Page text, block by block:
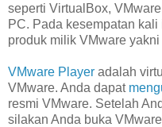
seperti VirtualBox,
PC. Pada kesempatan
produk milik VMware
VMware Player adalah
VMware. Anda dapat
resmi VMware. Setelah
silakan Anda buka